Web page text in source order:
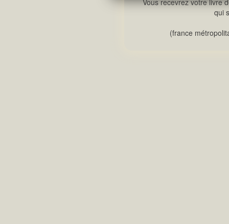
Vous recevrez votre livre
qui
(france